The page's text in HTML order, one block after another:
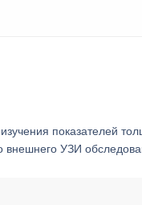
показателей
внешнего УЗИ